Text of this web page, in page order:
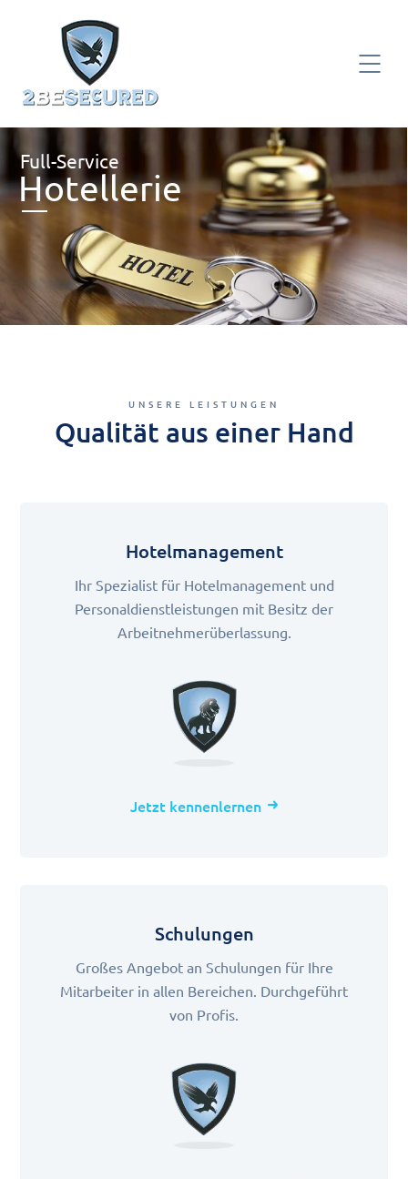
Full-Service
Hotellerie
UNSERE LEISTUNGEN
Qualität aus einer Hand
Hotelmanagement
Ihr Spezialist für Hotelmanagement und
Personaldienstleistungen mit Besitz der
Arbeitnehmerüberlassung.
Jetzt kennenlernen
Schulungen
Großes Angebot an Schulungen für Ihre
Mitarbeiter in allen Bereichen. Durchgeführt
von Profis.